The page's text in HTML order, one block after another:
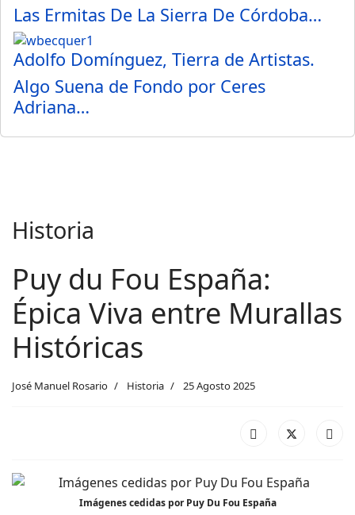
Las Ermitas De La Sierra De Córdoba…
Adolfo Domínguez, Tierra de Artistas.
Algo Suena de Fondo por Ceres
Adriana…
Historia
Puy du Fou España:
Épica Viva entre Murallas
Históricas
José Manuel Rosario Historia 25 Agosto 2025
Imágenes cedidas por Puy Du Fou España